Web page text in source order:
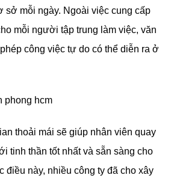
sở mỗi ngày. Ngoài việc cung cấp
mỗi người tập trung làm việc, văn
công việc tự do có thể diễn ra ở
thoải mái sẽ giúp nhân viên quay
tinh thần tốt nhất và sẵn sàng cho
điều này, nhiều công ty đã cho xây